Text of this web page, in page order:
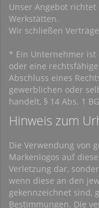
Unser Angebot
Werkstätten.
Wir schließen
* Ein Unternehmer
oder eine
Abschluss eines
gewerblichen oder
handelt, § 14 Abs. 1
Hinweis zum
Die Verwendung von
Markenlogos auf
Verletzung dar,
wenn diese an den
gekennzeichnet sind,
Bestimmungen. Die